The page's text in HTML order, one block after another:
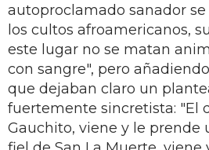
autoproclamado sanador
los cultos afroamericanos,
este lugar no se matan
con sangre", pero
que dejaban claro un
fuertemente sincretista: "El
Gauchito, viene y le prende